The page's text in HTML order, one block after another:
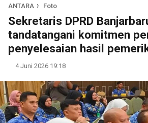
ANTARA Foto
Sekretaris DPRD
tandatangani komitmen
penyelesaian hasil
4 Juni 2026 19:18